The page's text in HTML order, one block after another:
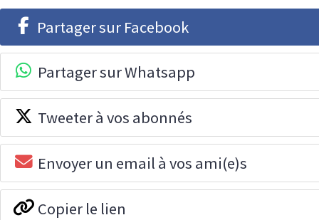
Partager sur Facebook
Partager sur Whatsapp
Tweeter à vos abonnés
Envoyer un email à vos ami(e)s
Copier le lien